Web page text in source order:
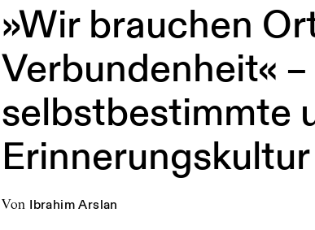
»Wir brauchen
Verbundenheit«
selbstbestimmte
Erinnerungskultur
von Ibrahim Arslan